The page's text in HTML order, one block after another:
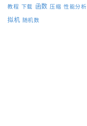
教程 下载 函数 压缩 性能分析
拟机 随机数